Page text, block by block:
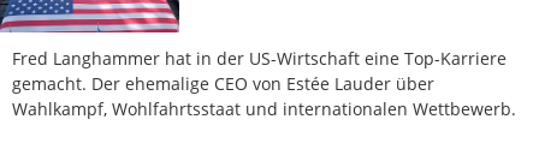
Fred Langhammer hat in der US-Wirtschaft eine Top-Karriere
gemacht. Der ehemalige CEO von Estée Lauder über
Wahlkampf, Wohlfahrtsstaat und internationalen Wettbewerb.